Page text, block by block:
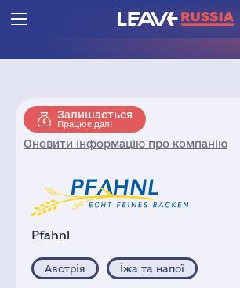
Залишається
Працює далі
Оновити інформацію про компанію
Pfahnl
Австрія Їжа та напої